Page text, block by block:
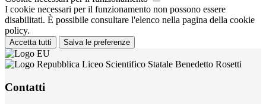
I cookie necessari per il funzionamento non possono essere
disabilitati. È possibile consultare l'elenco nella pagina della cookie
policy.
Accetta tutti Salva le preferenze
Liceo Scientifico Statale Benedetto Rosetti
Contatti